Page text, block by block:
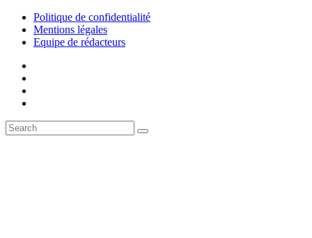
Politique de confidentialité
Mentions légales
Equipe de rédacteurs